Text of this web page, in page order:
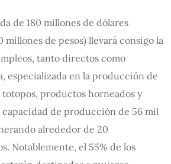
de 180 millones de dólares
millones de pesos) llevará consigo la
tanto directos como
especializada en la producción de
productos horneados y
capacidad de producción de 56 mil
alrededor de 20
Notablemente, el 55% de los